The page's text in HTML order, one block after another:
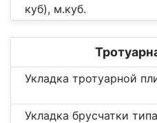
куб), м.куб.
Укладка тротуарной
Укладка брусчатки